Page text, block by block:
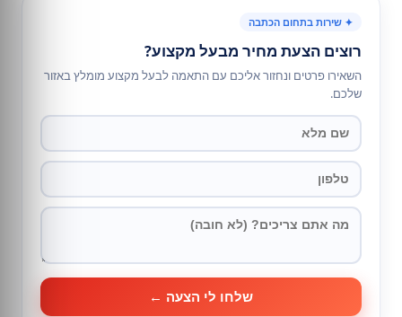
✦ שירות בתחום הכתבה
רוצים הצעת מחיר מבעל מקצוע?
השאירו פרטים ונחזור אליכם עם התאמה לבעל מקצוע מומלץ באזור
שלכם.
שלחו לי הצעה ←